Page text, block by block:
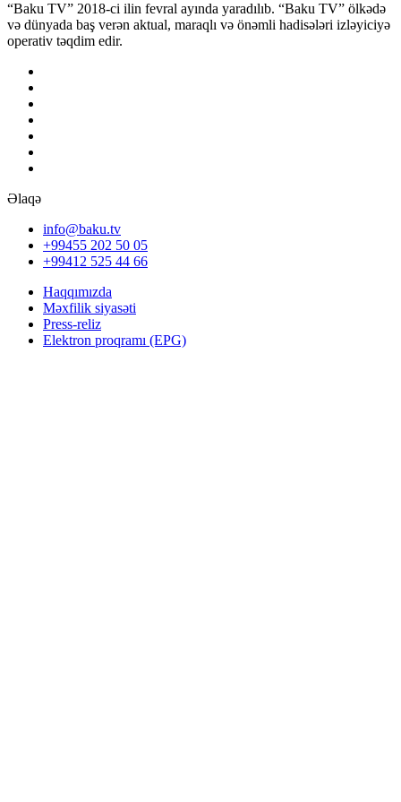
“Baku TV” 2018-ci ilin fevral ayında yaradılıb. “Baku TV” ölkədə
və dünyada baş verən aktual, maraqlı və önəmli hadisələri izləyiciyə
operativ təqdim edir.
Əlaqə
info@baku.tv
+99455 202 50 05
+99412 525 44 66
Haqqımızda
Məxfilik siyasəti
Press-reliz
Elektron proqramı (EPG)